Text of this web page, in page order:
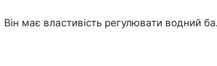
має властивість регулювати водний